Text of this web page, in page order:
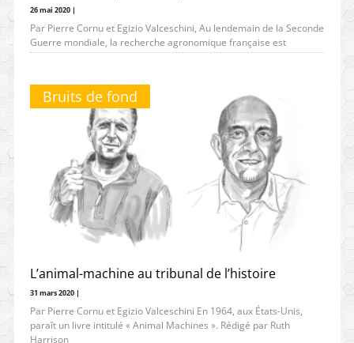
26 mai 2020 |
Par Pierre Cornu et Egizio Valceschini, Au lendemain de la Seconde
Guerre mondiale, la recherche agronomique française est
considérablement affaiblie. L’Institut
Bruits de fond
L’animal-machine au tribunal de l’histoire
31 mars 2020 |
Par Pierre Cornu et Egizio Valceschini En 1964, aux États-Unis,
paraît un livre intitulé « Animal Machines ». Rédigé par Ruth
Harrison